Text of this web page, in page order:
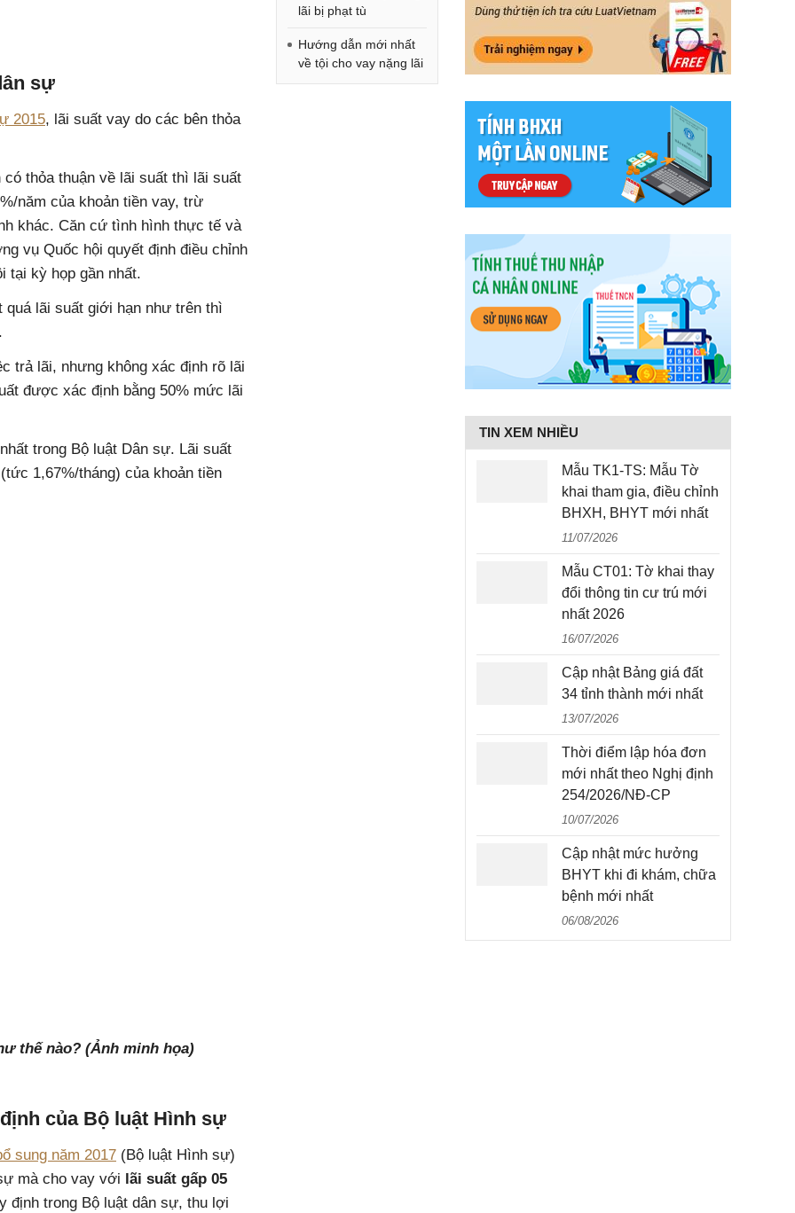
sự
2015, lãi suất vay do các bên thỏa
thỏa thuận về lãi suất thì lãi suất
năm của khoản tiền vay, trừ
khác. Căn cứ tình hình thực tế và
vụ Quốc hội quyết định điều chỉnh
tại kỳ họp gần nhất.
lãi suất giới hạn như trên thì
trả lãi, nhưng không xác định rõ lãi
được xác định bằng 50% mức lãi
trong Bộ luật Dân sự. Lãi suất
1,67%/tháng) của khoản tiền
thế nào? (Ảnh minh họa)
của Bộ luật Hình sự
sung năm 2017 (Bộ luật Hình sự)
mà cho vay với lãi suất gấp 05
định trong Bộ luật dân sự, thu lợi
lãi bị phạt tù
Hướng dẫn mới nhất
về tội cho vay nặng lãi
TIN XEM NHIỀU
Mẫu TK1-TS: Mẫu Tờ
khai tham gia, điều chỉnh
BHXH, BHYT mới nhất
11/07/2026
Mẫu CT01: Tờ khai thay
đổi thông tin cư trú mới
nhất 2026
16/07/2026
Cập nhật Bảng giá đất
34 tỉnh thành mới nhất
13/07/2026
Thời điểm lập hóa đơn
mới nhất theo Nghị định
254/2026/NĐ-CP
10/07/2026
Cập nhật mức hưởng
BHYT khi đi khám, chữa
bệnh mới nhất
06/08/2026